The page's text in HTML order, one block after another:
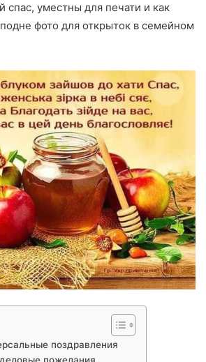
спас, уместны для печати и как
фото для открыток в семейном
поздравления